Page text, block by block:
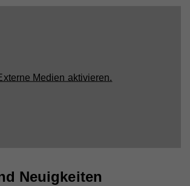
Medien aktivieren.
Neuigkeiten